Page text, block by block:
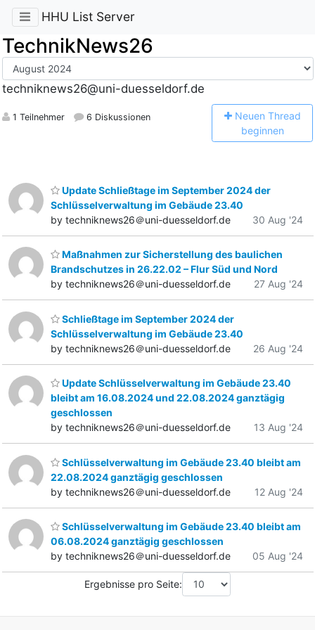
HHU List Server
TechnikNews26
techniknews26@uni-duesseldorf.de
1 Teilnehmer 6 Diskussionen Neuen Thread
beginnen
Update Schließtage im September 2024 der
Schlüsselverwaltung im Gebäude 23.40
by techniknews26＠uni-duesseldorf.de
30 Aug '24
Maßnahmen zur Sicherstellung des baulichen
Brandschutzes in 26.22.02 – Flur Süd und Nord
by techniknews26＠uni-duesseldorf.de
27 Aug '24
Schließtage im September 2024 der
Schlüsselverwaltung im Gebäude 23.40
by techniknews26＠uni-duesseldorf.de
26 Aug '24
Update Schlüsselverwaltung im Gebäude 23.40
bleibt am 16.08.2024 und 22.08.2024 ganztägig
geschlossen
by techniknews26＠uni-duesseldorf.de
13 Aug '24
Schlüsselverwaltung im Gebäude 23.40 bleibt am
22.08.2024 ganztägig geschlossen
by techniknews26＠uni-duesseldorf.de
12 Aug '24
Schlüsselverwaltung im Gebäude 23.40 bleibt am
06.08.2024 ganztägig geschlossen
by techniknews26＠uni-duesseldorf.de
05 Aug '24
Ergebnisse pro Seite: